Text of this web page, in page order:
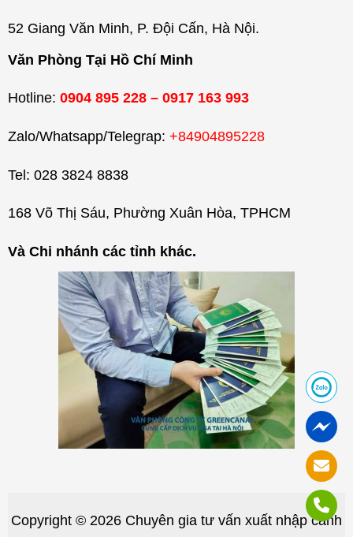
52 Giang Văn Minh, P. Đội Cấn, Hà Nội.
Văn Phòng Tại Hồ Chí Minh
Hotline: 0904 895 228 – 0917 163 993
Zalo/Whatsapp/Telegrap: +84904895228
Tel: 028 3824 8838
168 Võ Thị Sáu, Phường Xuân Hòa, TPHCM
Và Chi nhánh các tỉnh khác.
Copyright © 2026 Chuyên gia tư vấn xuất nhập cảnh